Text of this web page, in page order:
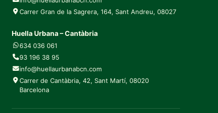
Carrer Gran de la Sagrera, 164, Sant Andreu, 08027
Huella Urbana – Cantàbria
634 036 061
93 196 38 95
info@huellaurbanabcn.com
Carrer de Cantàbria, 42, Sant Martí, 08020
Barcelona